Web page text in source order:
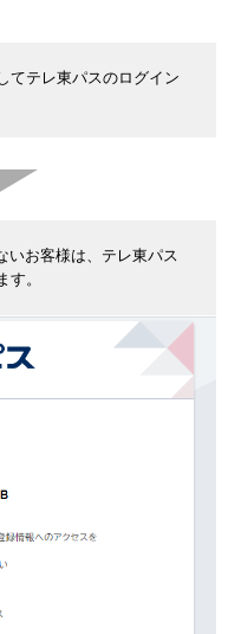
てテレ東パスのログイン
いお客様は、テレ東パス
。